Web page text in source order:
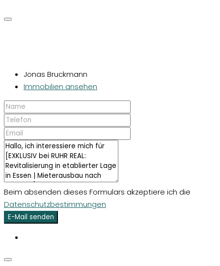
Jonas Bruckmann
Immobilien ansehen
Beim absenden dieses Formulars akzeptiere ich die
Datenschutzbestimmungen
E-Mail senden